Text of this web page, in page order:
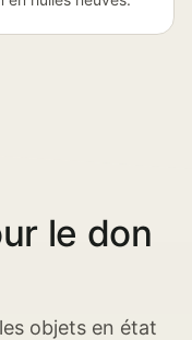
le don
objets en état